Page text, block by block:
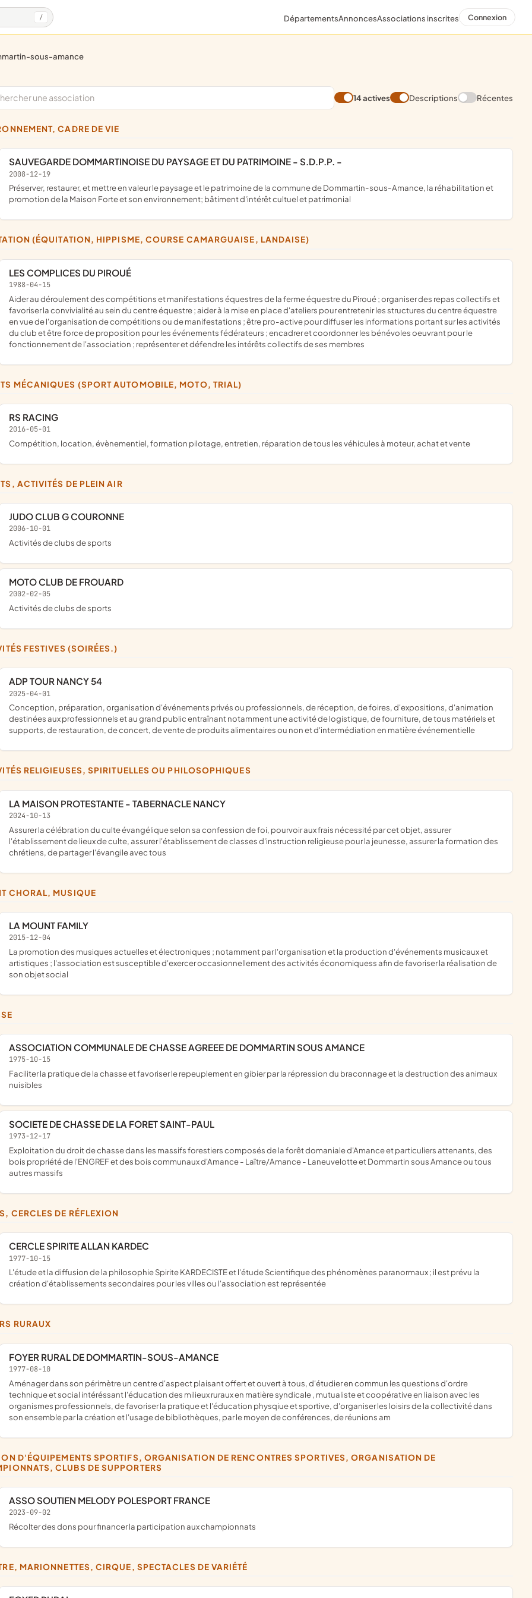
/ DépartementsAnnoncesAssociations inscrites Connexion
sous-amance
14 actives Descriptions Récentes
CADRE DE VIE
SAUVEGARDE DOMMARTINOISE DU PAYSAGE ET DU PATRIMOINE - S.D.P.P. -
2008-12-19
préserver, restaurer, et mettre en valeur le paysage et le patrimoine de la commune de Dommartin-sous-Amance, la réhabilitation et
promotion de la Maison Forte et son environnement; bâtiment d'intérêt cultuel et patrimonial
(ÉQUITATION, HIPPISME, COURSE CAMARGUAISE, LANDAISE)
LES COMPLICES DU PIROUÉ
1988-04-15
aider au déroulement des compétitions et manifestations équestres de la ferme équestre du Piroué ; organiser des repas collectifs et
favoriser la convivialité au sein du centre équestre ; aider à la mise en place d'ateliers pour entretenir les structures du centre équestre
en vue de l'organisation de compétitions ou de manifestations ; être pro-active pour diffuser les informations portant sur les activités
du club et être force de proposition pour les événements fédérateurs ; encadrer et coordonner les bénévoles oeuvrant pour le
fonctionnement de l'association ; représenter et défendre les intérêts collectifs de ses membres
MÉCANIQUES (SPORT AUTOMOBILE, MOTO, TRIAL)
RS RACING
2016-05-01
compétition, location, évènementiel, formation pilotage, entretien, réparation de tous les véhicules à moteur, achat et vente
ACTIVITÉS DE PLEIN AIR
JUDO CLUB G COURONNE
2006-10-01
Activités de clubs de sports
MOTO CLUB DE FROUARD
2002-02-05
Activités de clubs de sports
FESTIVES (SOIRÉES.)
ADP TOUR NANCY 54
2025-04-01
conception, préparation, organisation d'événements privés ou professionnels, de réception, de foires, d'expositions, d'animation
destinées aux professionnels et au grand public entraînant notamment une activité de logistique, de fourniture, de tous matériels et
supports, de restauration, de concert, de vente de produits alimentaires ou non et d'intermédiation en matière événementielle
RELIGIEUSES, SPIRITUELLES OU PHILOSOPHIQUES
LA MAISON PROTESTANTE - TABERNACLE NANCY
2024-10-13
assurer la célébration du culte évangélique selon sa confession de foi, pourvoir aux frais nécessité par cet objet, assurer
l'établissement de lieux de culte, assurer l'établissement de classes d'instruction religieuse pour la jeunesse, assurer la formation des
chrétiens, de partager l'évangile avec tous
CHORAL, MUSIQUE
LA MOUNT FAMILY
2015-12-04
la promotion des musiques actuelles et électroniques ; notamment par l'organisation et la production d'événements musicaux et
artistiques ; l'association est susceptible d'exercer occasionnellement des activités économiquess afin de favoriser la réalisation de
son objet social
ASSOCIATION COMMUNALE DE CHASSE AGREEE DE DOMMARTIN SOUS AMANCE
1975-10-15
faciliter la pratique de la chasse et favoriser le repeuplement en gibier par la répression du braconnage et la destruction des animaux
nuisibles
SOCIETE DE CHASSE DE LA FORET SAINT-PAUL
1973-12-17
exploitation du droit de chasse dans les massifs forestiers composés de la forêt domaniale d'Amance et particuliers attenants, des
bois propriété de l'ENGREF et des bois communaux d'Amance - Laïtre/Amance - Laneuvelotte et Dommartin sous Amance ou tous
autres massifs
CERCLES DE RÉFLEXION
CERCLE SPIRITE ALLAN KARDEC
1977-10-15
l'étude et la diffusion de la philosophie Spirite KARDECISTE et l'étude Scientifique des phénomènes paranormaux ; il est prévu la
création d'établissements secondaires pour les villes ou l'association est représentée
RURAUX
FOYER RURAL DE DOMMARTIN-SOUS-AMANCE
1977-08-10
aménager dans son périmètre un centre d'aspect plaisant offert et ouvert à tous, d'étudier en commun les questions d'ordre
technique et social intéréssant l'éducation des milieux ruraux en matière syndicale , mutualiste et coopérative en liaison avec les
organismes professionnels, de favoriser la pratique et l'éducation physqiue et sportive, d'organiser les loisirs de la collectivité dans
son ensemble par la création et l'usage de bibliothèques, par le moyen de conférences, de réunions am
CLUBS DE SUPPORTERS
ASSO SOUTIEN MELODY POLESPORT FRANCE
2023-09-02
récolter des dons pour financer la participation aux championnats
MARIONNETTES, CIRQUE, SPECTACLES DE VARIÉTÉ